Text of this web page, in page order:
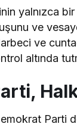
yalnızca
ve
ve
altında
Parti